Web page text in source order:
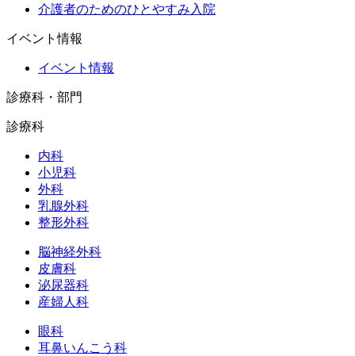
介護者のためのひとやすみ入院
イベント情報
イベント情報
診療科・部門
診療科
内科
小児科
外科
乳腺外科
整形外科
脳神経外科
皮膚科
泌尿器科
産婦人科
眼科
耳鼻いんこう科